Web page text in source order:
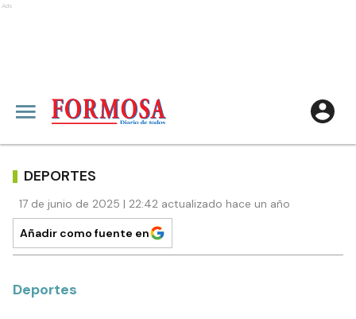
Ads
DEPORTES
17 de junio de 2025 | 22:42 actualizado hace un año
Añadir como fuente en
Deportes